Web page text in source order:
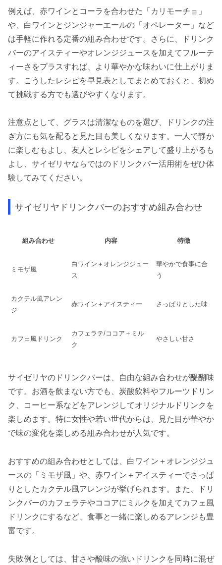
例えば、赤ワインとコーラを合わせた「カリモーチョ」
や、白ワインとジンジャーエールの「オペレーター」など
は手軽に作れる定番の組み合わせです。さらに、ドリンク
バーのアイスティーやオレンジジュースを加えてフルーテ
ィーさをプラスすれば、より華やかな味わいに仕上がりま
す。こうしたレシピを早見表としてまとめておくと、初め
て挑戦する方でも選びやすくなります。
注意点として、グラスは清潔なものを選び、ドリンクの注
ぎ方にも気を配ると見た目も美しくなります。一人で静か
に楽しむもよし、友人とレシピをシェアして盛り上がるも
よし、サイゼリヤならではのドリンクバー活用術をぜひ体
験してみてください。
サイゼリヤドリンクバーのおすすめ組み合わせ
組み合わせ 内容 特徴
ミモザ風
白ワイン＋オレンジジュー
ス
華やかで食事に合
う
カクテル風アレン
ジ
赤ワイン＋アイスティー さっぱりとした味
カフェ風ドリンク
カフェラテ/ココア＋ミル
ク
やさしい甘さ
サイゼリヤのドリンクバーは、自由な組み合わせが醍醐味
です。お酒を飲まない方でも、炭酸飲料やフルーツドリン
ク、コーヒー系などをアレンジしてオリジナルドリンクを
楽しめます。特に女性や若い世代からは、見た目が華やか
で味の変化を楽しめる組み合わせが人気です。
おすすめの組み合わせとしては、白ワイン＋オレンジジュ
ースの「ミモザ風」や、赤ワイン＋アイスティーでさっぱ
りとしたカクテル風アレンジが挙げられます。また、ドリ
ンクバーのカフェラテやココアにミルクを加えてカフェ風
ドリンクにするなど、食事と一緒に楽しめるアレンジも豊
富です。
失敗例としては、甘さや酸味の強いドリンクを同時に混ぜ